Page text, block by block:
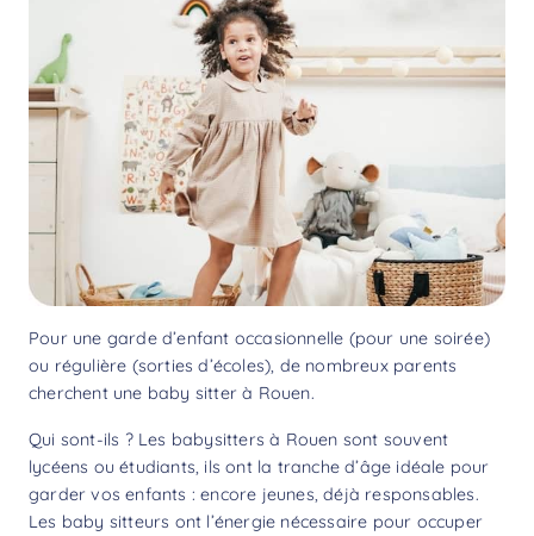
Pour une garde d’enfant occasionnelle (pour une soirée)
ou régulière (sorties d’écoles), de nombreux parents
cherchent une baby sitter à Rouen.
Qui sont-ils ? Les babysitters à Rouen sont souvent
lycéens ou étudiants, ils ont la tranche d’âge idéale pour
garder vos enfants : encore jeunes, déjà responsables.
Les baby sitteurs ont l’énergie nécessaire pour occuper